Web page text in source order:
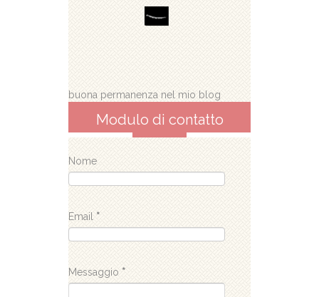
buona permanenza nel mio blog
Modulo di contatto
Nome
Email *
Messaggio *